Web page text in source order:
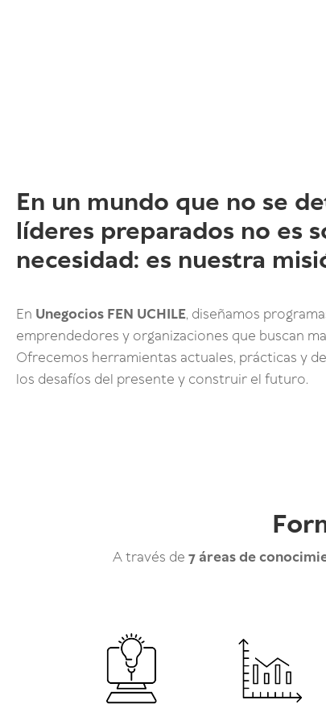
En un mundo que no se
líderes preparados no es
necesidad: es nuestra
En Unegocios FEN UCHILE, diseñamos
emprendedores y organizaciones que buscan
Ofrecemos herramientas actuales, prácticas y
los desafíos del presente y construir el futuro.
A través de 7 áreas de